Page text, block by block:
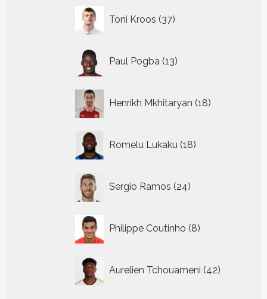
Toni Kroos 37
producten
Paul Pogba 13
producten
Henrikh Mkhitaryan 18
producten
Romelu Lukaku 18
producten
Sergio Ramos 24
producten
Philippe Coutinho 8
producten
Aurelien Tchouameni 42
producten